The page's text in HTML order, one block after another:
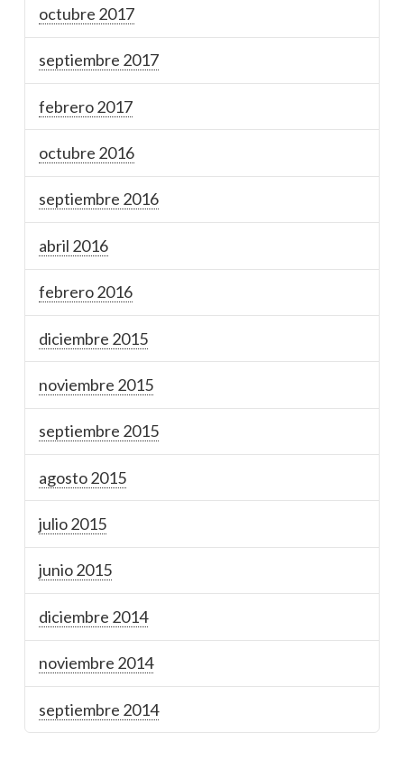
octubre 2017
septiembre 2017
febrero 2017
octubre 2016
septiembre 2016
abril 2016
febrero 2016
diciembre 2015
noviembre 2015
septiembre 2015
agosto 2015
julio 2015
junio 2015
diciembre 2014
noviembre 2014
septiembre 2014